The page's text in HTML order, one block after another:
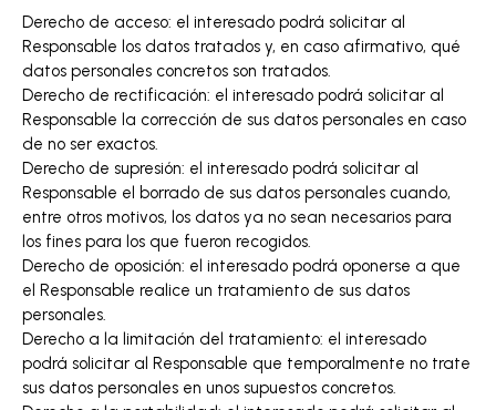
Derecho de acceso: el interesado podrá solicitar al
Responsable los datos tratados y, en caso afirmativo, qué
datos personales concretos son tratados.
Derecho de rectificación: el interesado podrá solicitar al
Responsable la corrección de sus datos personales en caso
de no ser exactos.
Derecho de supresión: el interesado podrá solicitar al
Responsable el borrado de sus datos personales cuando,
entre otros motivos, los datos ya no sean necesarios para
los fines para los que fueron recogidos.
Derecho de oposición: el interesado podrá oponerse a que
el Responsable realice un tratamiento de sus datos
personales.
Derecho a la limitación del tratamiento: el interesado
podrá solicitar al Responsable que temporalmente no trate
sus datos personales en unos supuestos concretos.